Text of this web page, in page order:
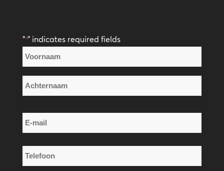
"*" indicates required fields
Naam
*
Voornaam
E-
mail
*
Telefoon
*